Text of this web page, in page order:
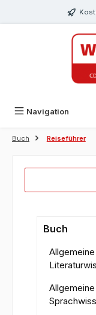
Navigation
Buch Reiseführer
Buch